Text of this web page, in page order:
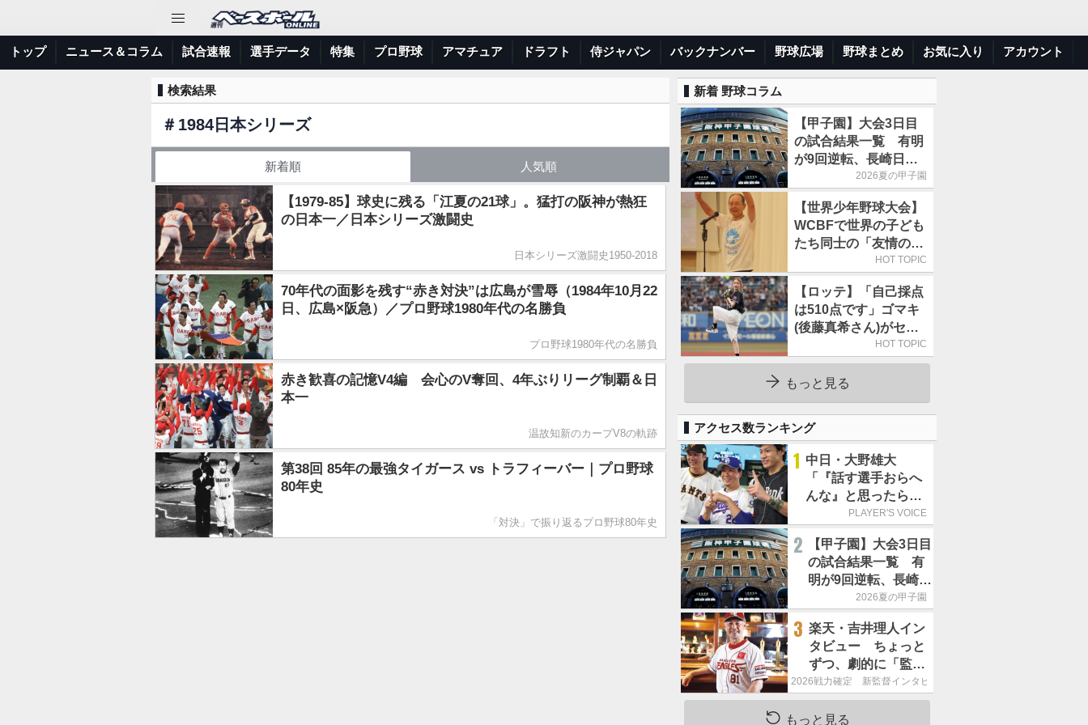
トップ ニュース＆コラム 試合速報 選手データ 特集 プロ野球 アマチュア ドラフト 侍ジャパン バックナンバー 野球広場 野球まとめ お気に入り アカウント
検索結果
＃ 1984日本シリーズ
新着順 人気順
【1979-85】球史に残る「江夏の21球」。猛打の阪神が熱狂
の日本一／日本シリーズ激闘史
日本シリーズ激闘史1950-2018
70年代の面影を残す“赤き対決”は広島が雪辱（1984年10月22
日、広島×阪急）／プロ野球1980年代の名勝負
プロ野球1980年代の名勝負
赤き歓喜の記憶V4編 会心のV奪回、4年ぶりリーグ制覇＆日
本一
温故知新のカープV8の軌跡
第38回 85年の最強タイガース vs トラフィーバー｜プロ野球
80年史
「対決」で振り返るプロ野球80年史
新着 野球コラム
【甲子園】大会3日目
の試合結果一覧 有明
が9回逆転、長崎日大
は15得点で大勝2026夏の甲子園
【世界少年野球大会】
WCBFで世界の子ども
たち同士の「友情の
輪」が広がる理由HOT TOPIC
【ロッテ】「自己採点
は510点です」ゴマキ
(後藤真希さん)がセレ
モニアルピッチHOT TOPIC
もっと見る
アクセス数ランキング
1 中日・大野雄大
「『話す選手おらへ
んな』と思ったら坂
本勇人が来た！」／
PLAYER'S VOICE
2
【甲子園】大会3日目
の試合結果一覧 有
明が9回逆転、長崎日
大は15得点で大勝
2026夏の甲子園
3 楽天・吉井理人イン
タビュー ちょっと
ずつ、劇的に「監督
が代わると何もかも
が変わるというの
は、チームにとって
2026戦力確定 新監督インタビュー
もっと見る